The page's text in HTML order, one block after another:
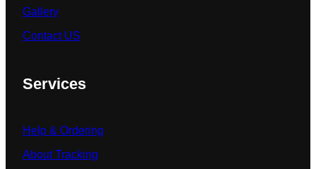
Gallery
Contact US
Services
Help & Ordering
About Tracking